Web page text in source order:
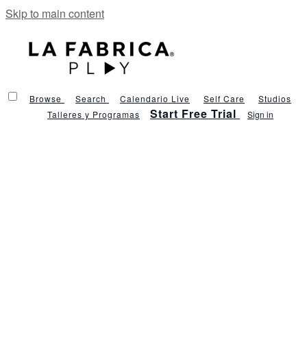
Skip to main content
Browse Search Calendario Live Self Care
Studios
Talleres y Programas
Start Free Trial Sign in